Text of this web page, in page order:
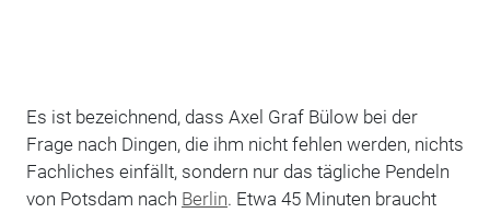
Es ist bezeichnend, dass Axel Graf Bülow bei der
Frage nach Dingen, die ihm nicht fehlen werden, nichts
Fachliches ­einfällt, sondern nur das tägliche Pendeln
von Potsdam nach Berlin. Etwa 45 ­Minuten braucht